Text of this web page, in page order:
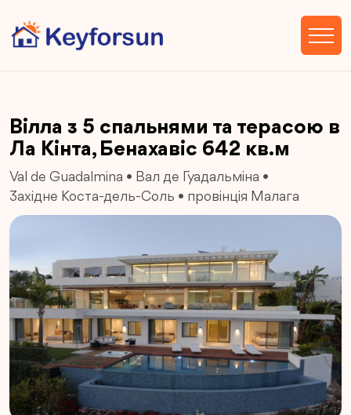
Вілла з 5 спальнями та терасою в
Ла Кінта, Бенахавіс 642 кв.м
Val de Guadalmina • Вал де Гуадальміна •
Західне Коста-дель-Соль • провінція Малага